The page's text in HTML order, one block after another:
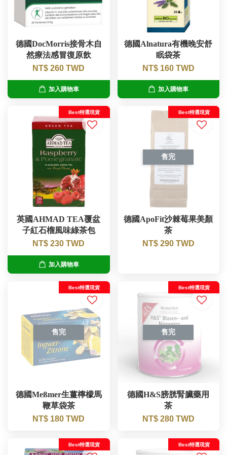
德國DocMorris接骨木自
然療法感冒復原飲
NT$ 260 TWD
加入購物車
德國Alnatura有機晚安舒
眠袋茶
NT$ 160 TWD
加入購物車
Best特選現貨
英國AHMAD TEA覆盆
子紅石榴風味綠茶包
NT$ 230 TWD
加入購物車
售完
Best特選現貨
德國ApoFit沙棘莓果美顏
茶
NT$ 290 TWD
售完
Best特選現貨
德國Meßmer生薑檸檬馬
鞭草袋茶
NT$ 180 TWD
售完
Best特選現貨
德國H&S膀胱腎臟藥用
茶
NT$ 280 TWD
Best特選現貨 Best特選現貨